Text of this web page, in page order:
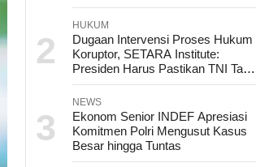
2
HUKUM
Dugaan Intervensi Proses Hukum
Koruptor, SETARA Institute:
Presiden Harus Pastikan TNI Tak
Disalahgunakan
3
NEWS
Ekonom Senior INDEF Apresiasi
Komitmen Polri Mengusut Kasus
Besar hingga Tuntas